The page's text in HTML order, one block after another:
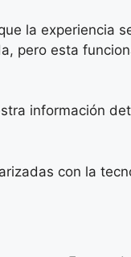
la experiencia
pero esta
información
con la